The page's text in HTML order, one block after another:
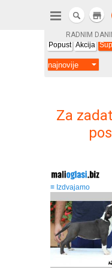
RADNIM
store
Popust Akcija
Za